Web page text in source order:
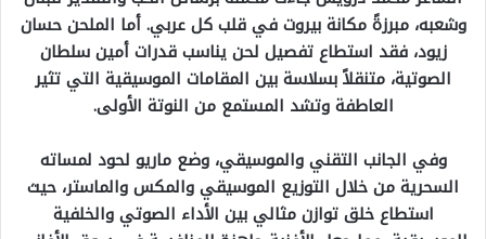
وشعبه، مبرزةً مكانة بيروت في قلب كل عربي. أما الملحن حسان
زيود، فقد استطاع تفصيل لحن يناسب قدرات أمين سلطان
الصوتية، متنقلاً بسلاسة بين المقامات الموسيقية التي تثير
العاطفة وتشد المستمع من النوتة الأولى.
وفي الجانب التقني والموسيقي، وضع ماريو لحود لمساته
السحرية من خلال التوزيع الموسيقي والمكس والماستر، حيث
استطاع خلق توازن مثالي بين الأداء الصوتي والخلفية